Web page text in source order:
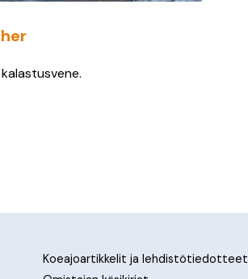
Koeajoartikkelit ja lehdistötiedotteet